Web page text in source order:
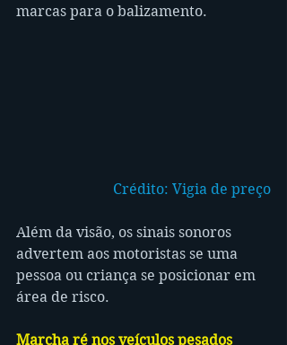
marcas para o balizamento.
Crédito: Vigia de preço
Além da visão, os sinais sonoros
advertem aos motoristas se uma
pessoa ou criança se posicionar em
área de risco.
Marcha ré nos veículos pesados